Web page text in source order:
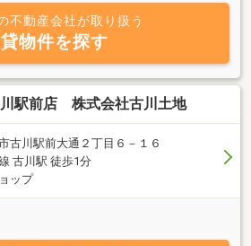
不動産会社が取り扱う
物件を探す
駅前店 株式会社古川土地
古川駅前大通２丁目６－１６
古川駅 徒歩1分
ップ